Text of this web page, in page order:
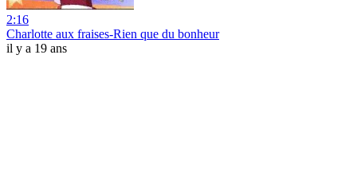
2:16
Charlotte aux fraises-Rien que du bonheur
il y a 19 ans